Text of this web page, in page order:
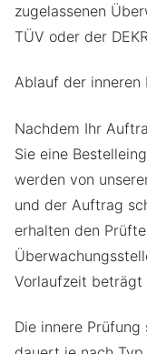
zugelassenen
TÜV oder der
Ablauf der inneren
Nachdem Ihr
Sie eine
werden von
und der Auftrag
erhalten den
Vorlaufzeit beträgt
Die innere